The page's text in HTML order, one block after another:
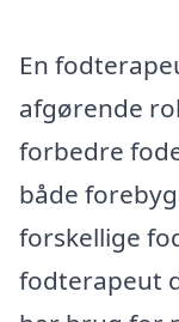
En
afgørende
forbedre
både
forskellige
fodterapeut